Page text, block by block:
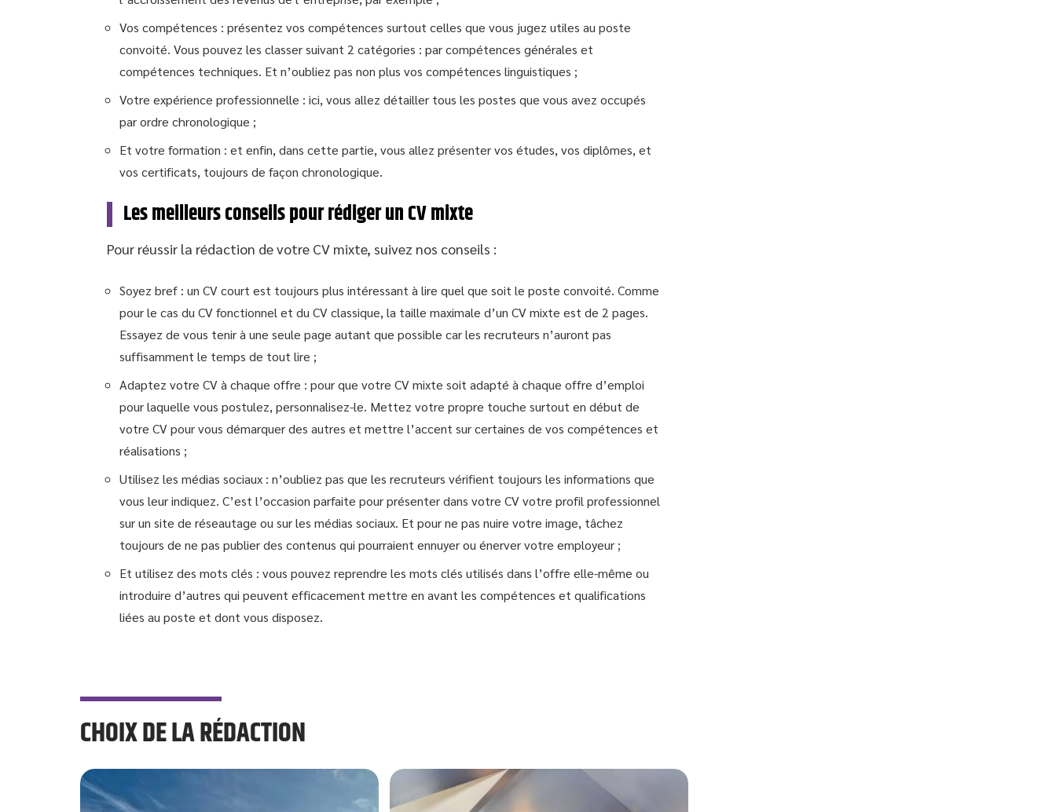
Vos compétences : présentez vos compétences surtout celles que vous jugez utiles au poste
convoité. Vous pouvez les classer suivant 2 catégories : par compétences générales et
compétences techniques. Et n’oubliez pas non plus vos compétences linguistiques ;
Votre expérience professionnelle : ici, vous allez détailler tous les postes que vous avez occupés
par ordre chronologique ;
Et votre formation : et enfin, dans cette partie, vous allez présenter vos études, vos diplômes, et
vos certificats, toujours de façon chronologique.
Les meilleurs conseils pour rédiger un CV mixte
Pour réussir la rédaction de votre CV mixte, suivez nos conseils :
Soyez bref : un CV court est toujours plus intéressant à lire quel que soit le poste convoité. Comme
pour le cas du CV fonctionnel et du CV classique, la taille maximale d’un CV mixte est de 2 pages.
Essayez de vous tenir à une seule page autant que possible car les recruteurs n’auront pas
suffisamment le temps de tout lire ;
Adaptez votre CV à chaque offre : pour que votre CV mixte soit adapté à chaque offre d’emploi
pour laquelle vous postulez, personnalisez-le. Mettez votre propre touche surtout en début de
votre CV pour vous démarquer des autres et mettre l’accent sur certaines de vos compétences et
réalisations ;
Utilisez les médias sociaux : n’oubliez pas que les recruteurs vérifient toujours les informations que
vous leur indiquez. C’est l’occasion parfaite pour présenter dans votre CV votre profil professionnel
sur un site de réseautage ou sur les médias sociaux. Et pour ne pas nuire votre image, tâchez
toujours de ne pas publier des contenus qui pourraient ennuyer ou énerver votre employeur ;
Et utilisez des mots clés : vous pouvez reprendre les mots clés utilisés dans l’offre elle-même ou
introduire d’autres qui peuvent efficacement mettre en avant les compétences et qualifications
liées au poste et dont vous disposez.
CHOIX DE LA RÉDACTION